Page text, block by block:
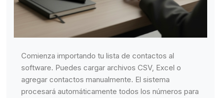
Comienza importando tu lista de contactos al
software. Puedes cargar archivos CSV, Excel o
agregar contactos manualmente. El sistema
procesará automáticamente todos los números para